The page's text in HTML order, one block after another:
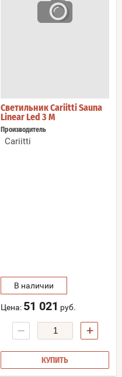
Светильник Cariitti Sauna
Linear Led 3 M
Производитель
Cariitti
В наличии
Цена: 51 021 руб.
− +
КУПИТЬ